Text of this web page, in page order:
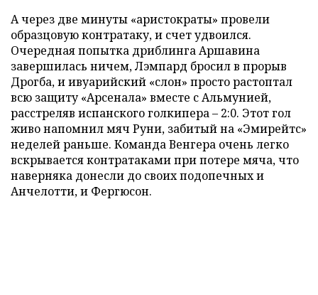
А через две минуты «аристократы» провели
образцовую контратаку, и счет удвоился.
Очередная попытка дриблинга Аршавина
завершилась ничем, Лэмпард бросил в прорыв
Дрогба, и ивуарийский «слон» просто растоптал
всю защиту «Арсенала» вместе с Альмунией,
расстреляв испанского голкипера – 2:0. Этот гол
живо напомнил мяч Руни, забитый на «Эмирейтс»
неделей раньше. Команда Венгера очень легко
вскрывается контратаками при потере мяча, что
наверняка донесли до своих подопечных и
Анчелотти, и Фергюсон.